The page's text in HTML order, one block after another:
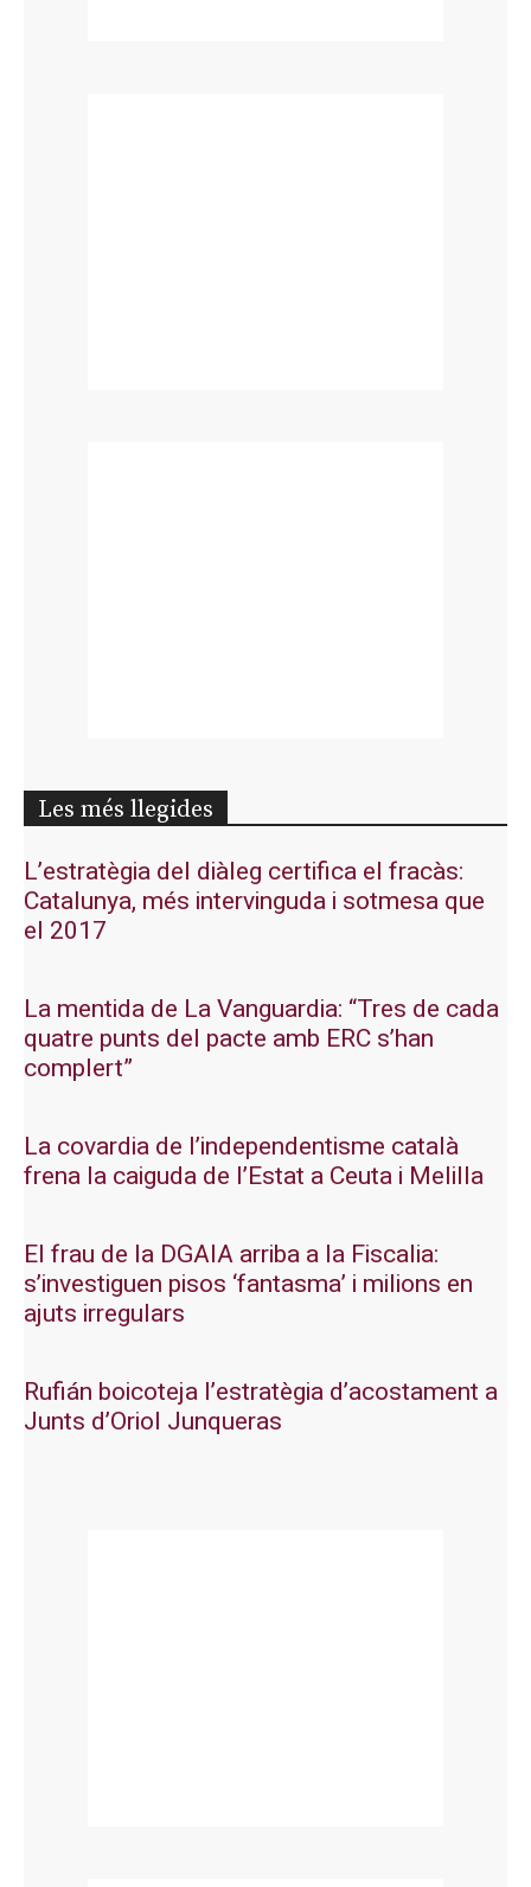
Les més llegides
L’estratègia del diàleg certifica el fracàs:
Catalunya, més intervinguda i sotmesa que
el 2017
La mentida de La Vanguardia: “Tres de cada
quatre punts del pacte amb ERC s’han
complert”
La covardia de l’independentisme català
frena la caiguda de l’Estat a Ceuta i Melilla
El frau de la DGAIA arriba a la Fiscalia:
s’investiguen pisos ‘fantasma’ i milions en
ajuts irregulars
Rufián boicoteja l’estratègia d’acostament a
Junts d’Oriol Junqueras